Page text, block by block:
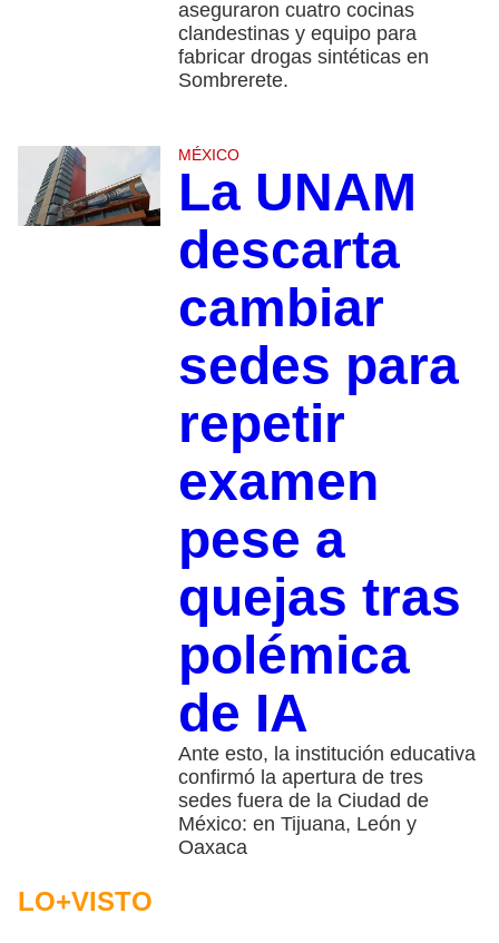
aseguraron cuatro cocinas
clandestinas y equipo para
fabricar drogas sintéticas en
Sombrerete.
MÉXICO
La UNAM
descarta
cambiar
sedes para
repetir
examen
pese a
quejas tras
polémica
de IA
Ante esto, la institución educativa
confirmó la apertura de tres
sedes fuera de la Ciudad de
México: en Tijuana, León y
Oaxaca
LO+VISTO